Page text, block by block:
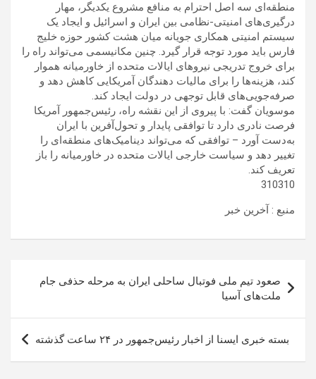
منطقه‌ای سه اصل احترام به منافع مشروع یکدیگر، مهار
درگیری‌های امنیتی-نظامی بین ایران و اسرائیل و ایجاد یک
سیستم امنیتی همکاری‌ جویانه میان هشت کشور حوزه خلیج
فارس باید مورد توجه قرار گیرد. چنین مکانیسمی می‌تواند راه را
برای خروج تدریجی نیروهای ایالات متحده از خاورمیانه هموار
کند، هزینه‌ها را برای مالیات‌ دهندگان آمریکایی کاهش دهد و
صرفه‌جویی‌های قابل توجهی در دولت ایجاد کند.
موسویان گفت: با پیروی از این نقشه راه، رئیس‌جمهور آمریکا
فرصت نادری دارد تا توافقی پایدار و تحول‌آفرین با ایران
به‌دست آورد – توافقی که می‌تواند دینامیک‌های منطقه‌ای را
تغییر دهد و سیاست خارجی ایالات متحده در خاورمیانه را باز
تعریف کند.
310310
منبع : آخرین خبر
نوشته
صعود تیم ملی فوتبال ساحلی ایران به مرحله حذفی جام
ملت‌های آسیا
بسته خبری ایسنا از اخبار رئیس‌جمهور در ۲۴ ساعت گذشته